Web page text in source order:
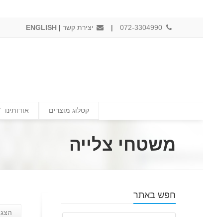
| יצירת קשר |
ENGLISH
קטלוג מוצרים אודותינו
משטחי צלייה
הצג
חפש באתר